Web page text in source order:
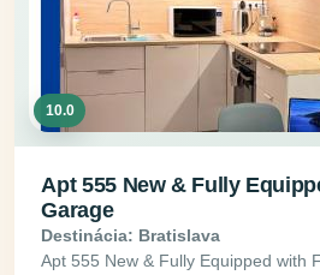
10.0
Apt 555 New & Fully
Garage
Destinácia: Bratislava
Apt 555 New & Fully Equipped with